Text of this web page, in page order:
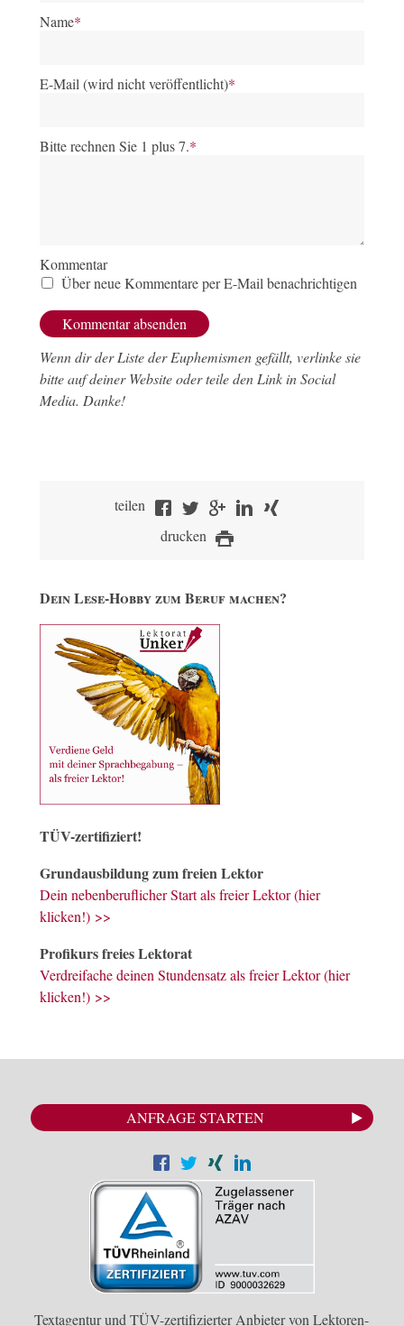
Name*
E-Mail (wird nicht veröffentlicht)*
Bitte rechnen Sie 1 plus 7.*
Kommentar
Über neue Kommentare per E-Mail benachrichtigen
Wenn dir der Liste der Euphemismen gefällt, verlinke sie
bitte auf deiner Website oder teile den Link in Social
Media. Danke!
teilen
drucken
Dein Lese-Hobby zum Beruf machen?
TÜV-zertifiziert!
Grundausbildung zum freien Lektor
Dein nebenberuflicher Start als freier Lektor (hier
klicken!) >>
Profikurs freies Lektorat
Verdreifache deinen Stundensatz als freier Lektor (hier
klicken!) >>
ANFRAGE STARTEN
Textagentur und TÜV-zertifizierter Anbieter von Lektoren-